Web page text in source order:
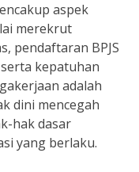
aspek
merekrut
pendaftaran BPJS
kepatuhan
adalah
dini mencegah
hak dasar
yang berlaku.